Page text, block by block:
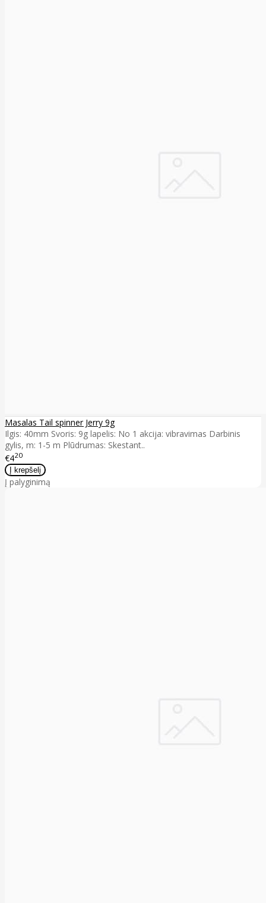
Masalas Tail spinner Jerry 9g
Ilgis: 40mm Svoris: 9g lapelis: No 1 akcija: vibravimas Darbinis
gylis, m: 1-5 m Plūdrumas: Skestant..
€420
Į palyginimą